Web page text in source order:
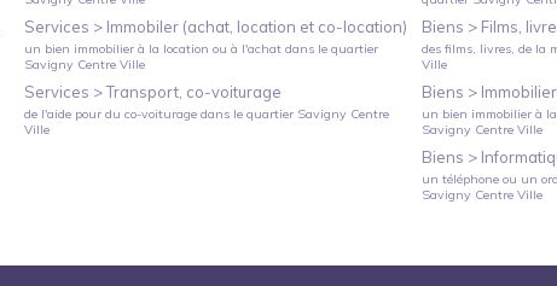
Services > Immobiler (achat, location et co-location)
un bien immobilier à la location ou à l'achatdans le quartier
Savigny Centre Ville
Services >Transport, co-voiturage
de l'aide pour du co-voituragedans le quartier Savigny Centre
Ville
Biens > Films,
des films, livres, de la
Ville
Biens > Immobilier
un bien immobilier à
Savigny Centre Ville
Biens >
un téléphone ou un
Savigny Centre Ville